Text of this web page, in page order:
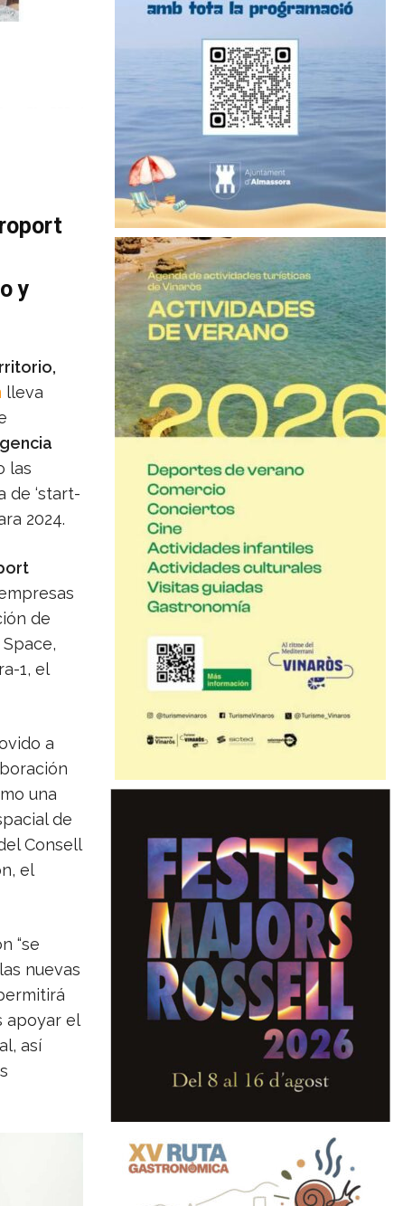
y
lleva
las
de ‘start-
2024.
de
1, el
a
una
de
Consell
el
“se
nuevas
apoyar el
así